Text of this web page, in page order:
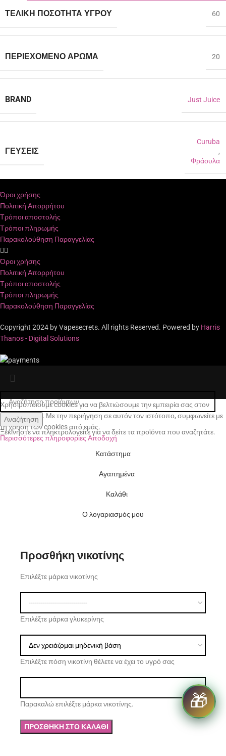
ΤΕΛΙΚΉ ΠΟΣΌΤΗΤΑ ΥΓΡΟΎ 60
ΠΕΡΙΈΧΟΜΕΝΟ ΆΡΩΜΑ 20
BRAND Just Juice
ΓΕΎΣΕΙΣ
Curuba
,
Φράουλα
Όροι χρήσης
Πολιτική Απορρήτου
Τρόποι αποστολής
Τρόποι πληρωμής
Παρακολούθηση Παραγγελίας
Όροι χρήσης
Πολιτική Απορρήτου
Τρόποι αποστολής
Τρόποι πληρωμής
Παρακολούθηση Παραγγελίας
Copyright 2024 by Vapesecrets. All rights Reserved. Powered by Harris
Thanos - Digital Solutions
Αναζήτηση
Ξεκινήστε να πληκτρολογείτε για να δείτε τα προϊόντα που αναζητάτε.
Χρησιμοποιούμε cookies για να βελτιώσουμε την εμπειρία σας στον
ιστότοπό μας. Με την περιήγηση σε αυτόν τον ιστότοπο, συμφωνείτε με
τη χρήση των cookies από εμάς.
Περισσότερες πληροφορίες Αποδοχή
Κατάστημα
Αγαπημένα
Καλάθι
Ο λογαριασμός μου
Προσθήκη νικοτίνης
Επιλέξτε μάρκα νικοτίνης
Επιλέξτε μάρκα γλυκερίνης
Επιλέξτε πόση νικοτίνη θέλετε να έχει το υγρό σας
Παρακαλώ επιλέξτε μάρκα νικοτίνης.
ΠΡΟΣΘΉΚΗ ΣΤΟ ΚΑΛΆΘΙ
🎁